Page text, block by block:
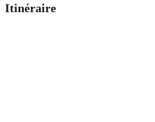
Itinéraire